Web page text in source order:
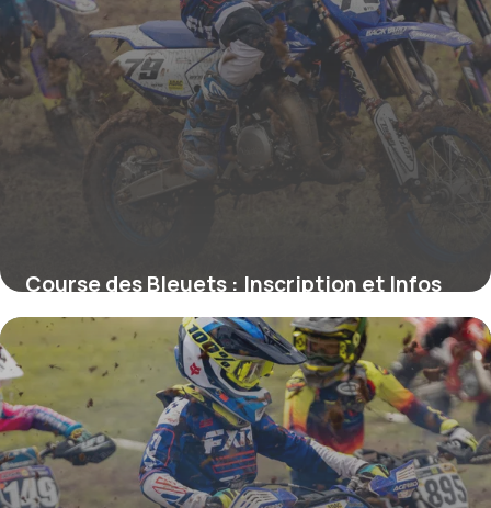
Course des Bleuets : Inscription et Infos
2026